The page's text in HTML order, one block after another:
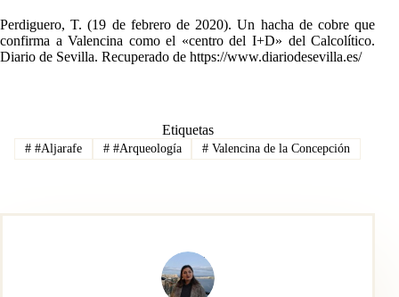
Perdiguero, T. (19 de febrero de 2020). Un hacha de cobre que
confirma a Valencina como el «centro del I+D» del Calcolítico.
Diario de Sevilla. Recuperado de https://www.diariodesevilla.es/
Etiquetas
##Aljarafe ##Arqueología # Valencina de la Concepción